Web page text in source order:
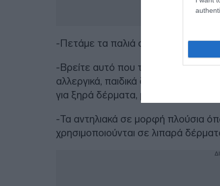
-Πετάμε τα παλιά ανοιγμένα
-Βρείτε αυτό που ταιριάζει στο
αλλεργικά, παιδικά δέρματα, ματ
για ξηρά δέρματα, με
-Τα αντηλιακά σε μορφή πλούσια
χρησιμοποιούνται σε λιπαρά